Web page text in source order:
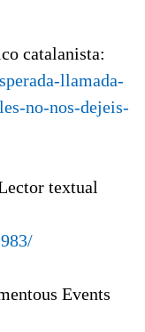
catalanista:
llamada-
no-nos-dejeis-
textual
Events